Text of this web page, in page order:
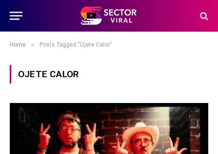
Home » Posts Tagged "Ojete Calor"
OJETE CALOR